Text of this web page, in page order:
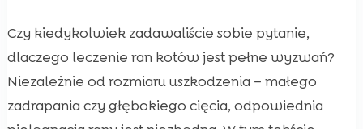
Czy kiedykolwiek zadawaliście sobie pytanie,
dlaczego leczenie ran kotów jest pełne wyzwań?
Niezależnie od rozmiaru uszkodzenia – małego
zadrapania czy głębokiego cięcia, odpowiednia